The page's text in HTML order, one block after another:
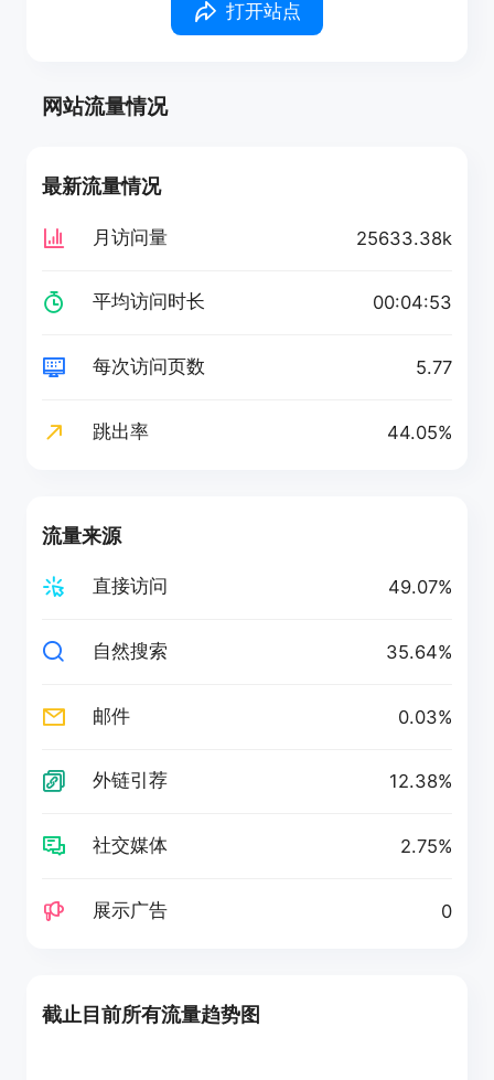
打开站点
网站流量情况
最新流量情况
月访问量 25633.38k
平均访问时长 00:04:53
每次访问页数 5.77
跳出率 44.05%
流量来源
直接访问 49.07%
自然搜索 35.64%
邮件 0.03%
外链引荐 12.38%
社交媒体 2.75%
展示广告 0
截止目前所有流量趋势图